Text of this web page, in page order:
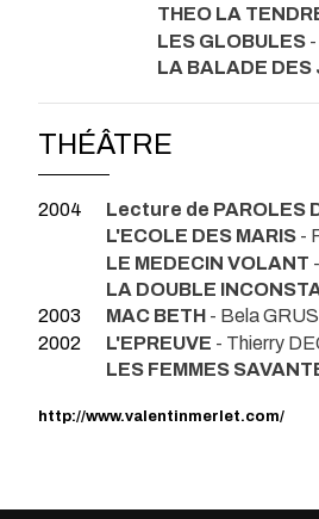
THEO LA
LES GLOBULES
LA BALADE DES
THÉÂTRE
2004 Lecture de PAROLES
L'ECOLE DES MARIS -
LE MEDECIN VOLANT
LA DOUBLE
2003
MAC BETH - Bela
2002
L'EPREUVE - Thierry
LES FEMMES
http://www.valentinmerlet.com/